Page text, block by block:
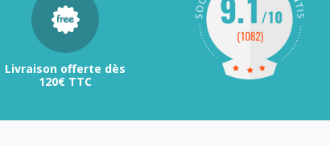
Livraison offerte dès
120€ TTC